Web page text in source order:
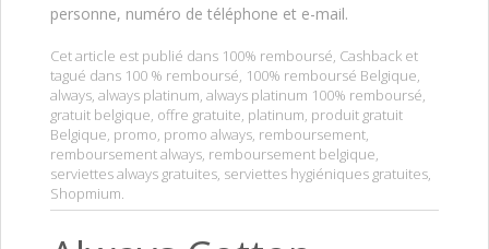
personne, numéro de téléphone et e-mail.
Cet article est publié dans 100% remboursé, Cashback et
tagué dans 100 % remboursé, 100% remboursé Belgique,
always, always platinum, always platinum 100% remboursé,
gratuit belgique, offre gratuite, platinum, produit gratuit
Belgique, promo, promo always, remboursement,
remboursement always, remboursement belgique,
serviettes always gratuites, serviettes hygiéniques gratuites,
Shopmium.